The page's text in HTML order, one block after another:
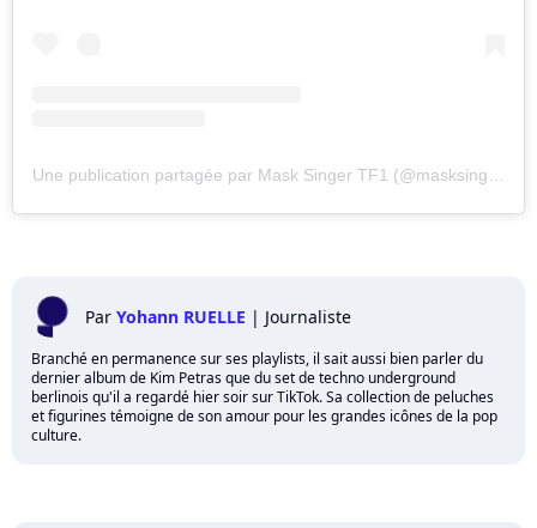
Par Yohann RUELLE | Journaliste
Branché en permanence sur ses playlists, il sait aussi bien parler du
dernier album de Kim Petras que du set de techno underground
berlinois qu'il a regardé hier soir sur TikTok. Sa collection de peluches
et figurines témoigne de son amour pour les grandes icônes de la pop
culture.